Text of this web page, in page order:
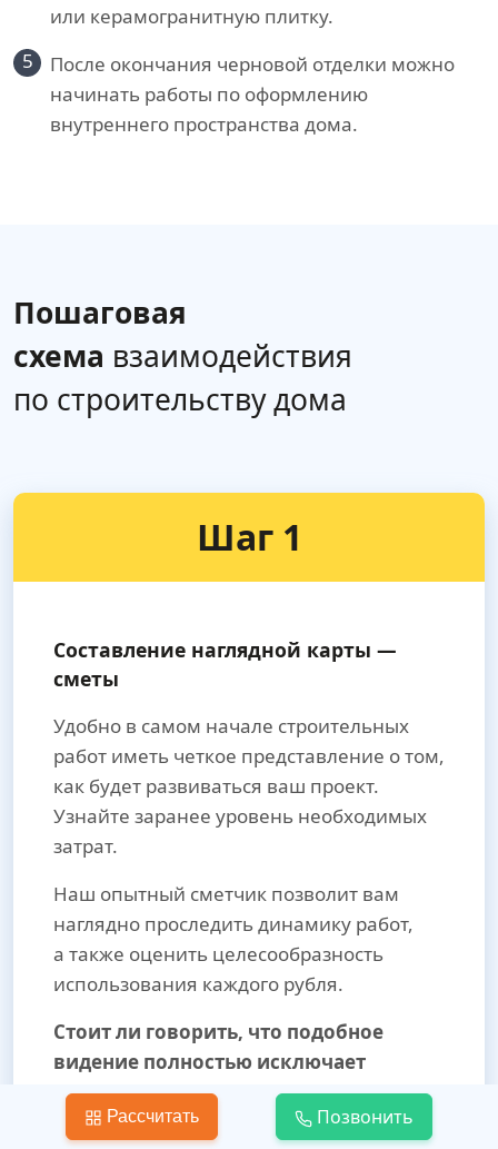
или керамогранитную плитку.
5
После окончания черновой отделки можно
начинать работы по оформлению
внутреннего пространства дома.
Пошаговая
схема взаимодействия
по строительству дома
Шаг 1
Составление наглядной карты —
сметы
Удобно в самом начале строительных
работ иметь четкое представление о том,
как будет развиваться ваш проект.
Узнайте заранее уровень необходимых
затрат.
Наш опытный сметчик позволит вам
наглядно проследить динамику работ,
а также оценить целесообразность
использования каждого рубля.
Стоит ли говорить, что подобное
видение полностью исключает
незапланированные расходы, что
позволяет экономить до 30% общего
Рассчитать Позвонить